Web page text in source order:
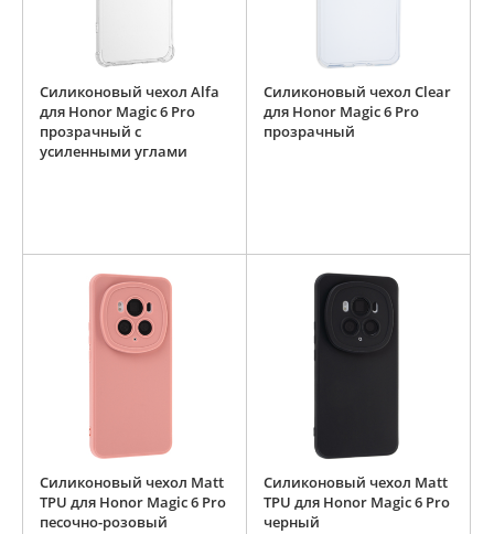
Силиконовый чехол Alfa
для Honor Magic 6 Pro
прозрачный с
усиленными углами
Силиконовый чехол Clear
для Honor Magic 6 Pro
прозрачный
Силиконовый чехол Matt
TPU для Honor Magic 6 Pro
песочно-розовый
Силиконовый чехол Matt
TPU для Honor Magic 6 Pro
черный